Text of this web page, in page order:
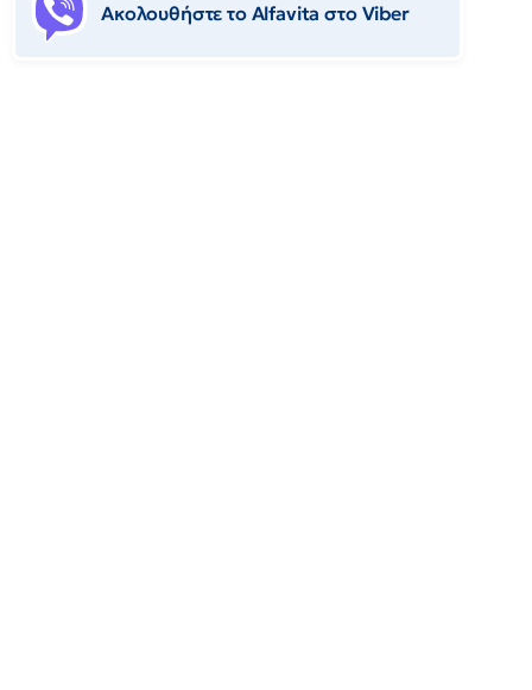
Ακολουθήστε το Αlfavita στο Viber